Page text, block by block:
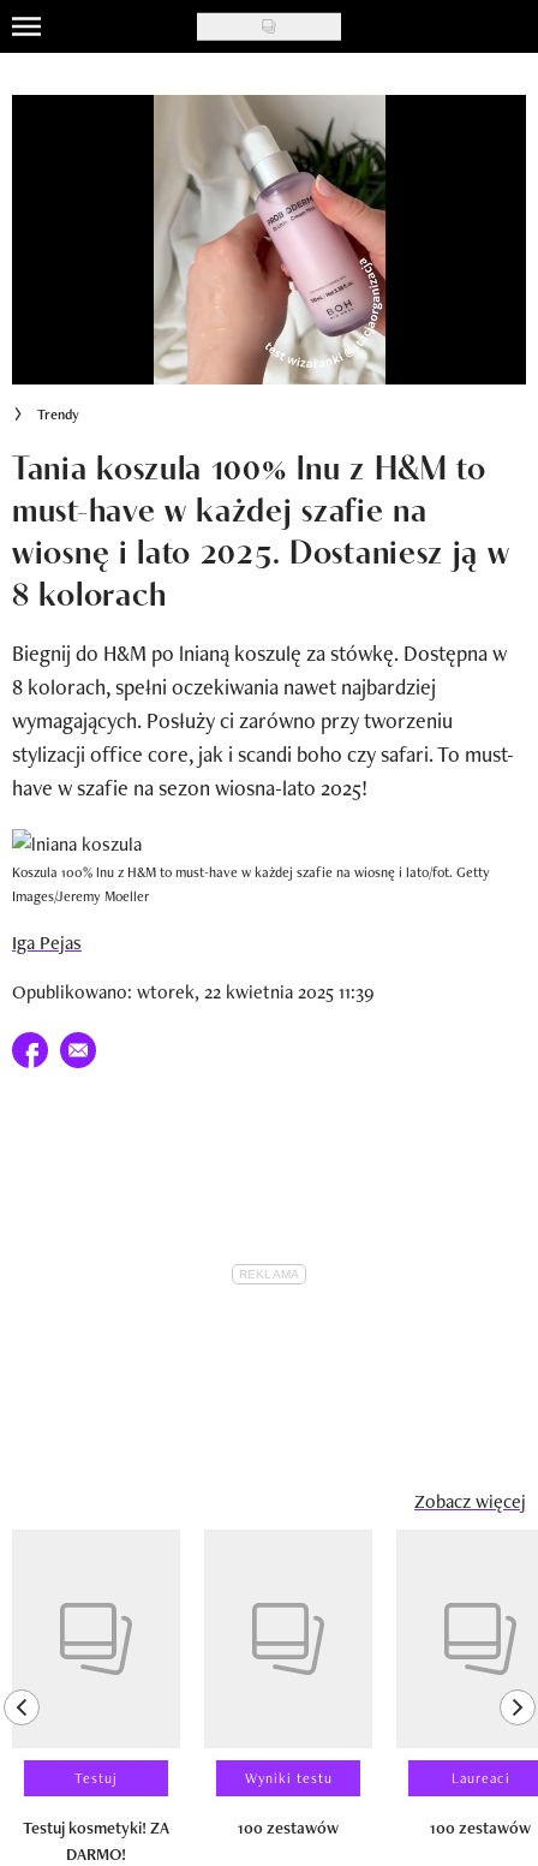
Skip
to
main
Newsy
Newsletter
Wizaz Summer Influ School
Mój profil / Zarejestruj się
Trendy
Tania koszula 100% lnu z H&M to
must-have w każdej szafie na
wiosnę i lato 2025. Dostaniesz ją w
8 kolorach
Biegnij do H&M po lnianą koszulę za stówkę. Dostępna w
8 kolorach, spełni oczekiwania nawet najbardziej
wymagających. Posłuży ci zarówno przy tworzeniu
stylizacji office core, jak i scandi boho czy safari. To must-
have w szafie na sezon wiosna-lato 2025!
Koszula 100% lnu z H&M to must-have w każdej szafie na wiosnę i lato/fot. Getty
Images/Jeremy Moeller
Iga Pejas
Opublikowano: wtorek, 22 kwietnia 2025 11:39
Udostępnij na facebook
E-mail do przyjaciela
Zobacz więcej
previous element
Testuj
Testuj kosmetyki! ZA
DARMO!
Wyniki testu
100 zestawów
Laureaci
100 zestawów